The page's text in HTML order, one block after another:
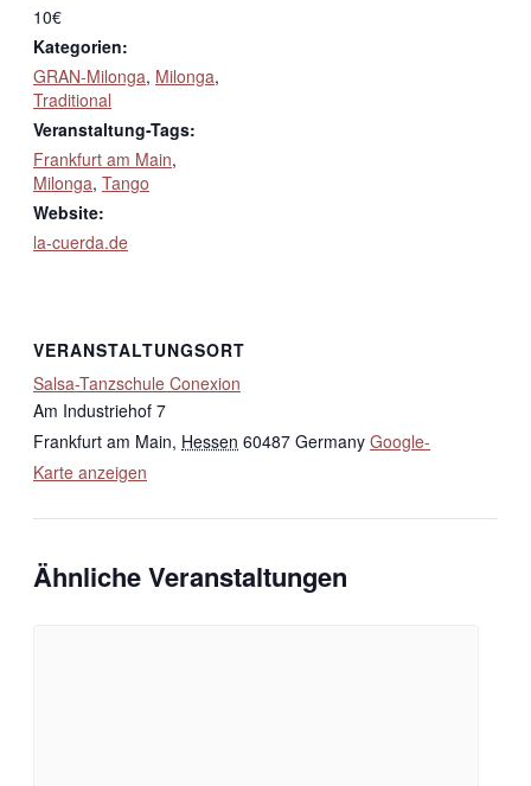
10€
Kategorien:
GRAN-Milonga, Milonga,
Traditional
Veranstaltung-Tags:
Frankfurt am Main,
Milonga, Tango
Website:
la-cuerda.de
VERANSTALTUNGSORT
Salsa-Tanzschule Conexion
Am Industriehof 7
Frankfurt am Main, Hessen 60487 Germany Google-
Karte anzeigen
Ähnliche Veranstaltungen